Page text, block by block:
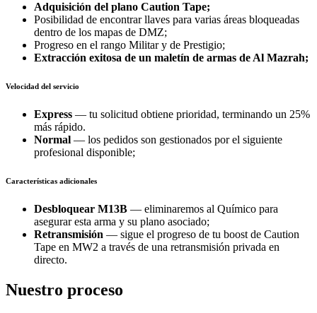
Adquisición del plano Caution Tape;
Posibilidad de encontrar llaves para varias áreas bloqueadas
dentro de los mapas de DMZ;
Progreso en el rango Militar y de Prestigio;
Extracción exitosa de un maletín de armas de Al Mazrah;
Velocidad del servicio
Express — tu solicitud obtiene prioridad, terminando un 25%
más rápido.
Normal — los pedidos son gestionados por el siguiente
profesional disponible;
Características adicionales
Desbloquear M13B — eliminaremos al Químico para
asegurar esta arma y su plano asociado;
Retransmisión — sigue el progreso de tu boost de Caution
Tape en MW2 a través de una retransmisión privada en
directo.
Nuestro proceso